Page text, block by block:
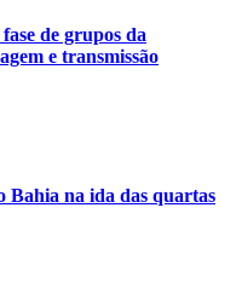
de grupos da
e transmissão
Bahia na ida das quartas